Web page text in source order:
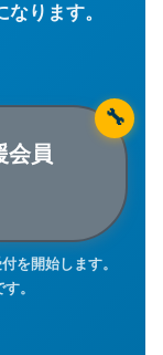
ります。
会員
を開始します。
。